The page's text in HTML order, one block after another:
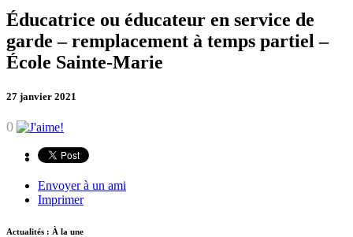
Éducatrice ou éducateur en service de
garde – remplacement à temps partiel –
École Sainte-Marie
27 janvier 2021
0
Envoyer à un ami
Imprimer
Actualités : À la une